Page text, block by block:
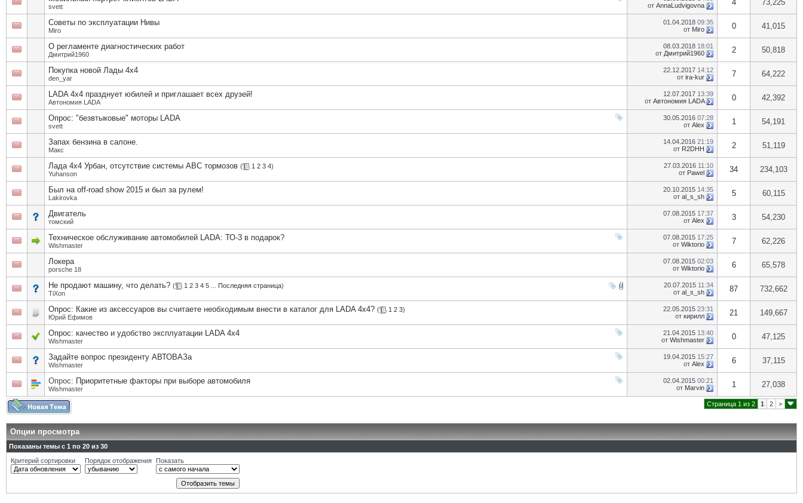
svett
от AnnaLudvigovna 4 73,225
Советы по эксплуатации Нивы
Miro
01.04.2018 09:35
от Miro 0 41,015
О регламенте диагностических работ
Дмитрий1960
08.03.2018 18:01
от Дмитрий1960 2 50,818
Покупка новой Лады 4х4
den_yar
22.12.2017 14:12
от ira-kur 7 64,222
LADA 4x4 празднует юбилей и приглашает всех друзей!
Автономия LADA
12.07.2017 13:39
от Автономия LADA 0 42,392
Опрос: "безвтыковые" моторы LADA
svett
30.05.2016 07:28
от Alex 1 54,191
Запах бензина в салоне.
Макс
14.04.2016 21:19
от R2DHH 2 51,119
Лада 4х4 Урбан, отсутствие системы АВС тормозов ( 1 2 3 4)
Yuhanson
27.03.2016 11:10
от Pawel 34 234,103
Был на off-road show 2015 и был за рулем!
Lakirovka
20.10.2015 14:35
от al_s_sh 5 60,115
Двигатель
томский
07.08.2015 17:37
от Alex 3 54,230
Техническое обслуживание автомобилей LADA: ТО-3 в подарок?
Wishmaster
07.08.2015 17:25
от Wiktorio 7 62,226
Локера
porsche 18
07.08.2015 02:03
от Wiktorio 6 65,578
Не продают машину, что делать? ( 1 2 3 4 5 Последняя страница)
TiXon
20.07.2015 11:34
от al_s_sh 87 732,662
Опрос: Какие из аксессуаров вы считаете необходимым внести в каталог для LADA 4x4? ( 1 2 3)
Юрий Ефимов
22.05.2015 23:31
от кирилл 21 149,667
Опрос: качество и удобство эксплуатации LADA 4x4
Wishmaster
21.04.2015 13:40
от Wishmaster 0 47,125
Задайте вопрос президенту АВТОВАЗа
Wishmaster
19.04.2015 15:27
от Alex 6 37,115
Опрос: Приоритетные факторы при выборе автомобиля
Wishmaster
02.04.2015 00:21
от Marvin 1 27,038
Страница 1 из 2 1 2 >
Опции просмотра
Показаны темы с 1 по 20 из 30
Критерий сортировки
Порядок отображения Показать